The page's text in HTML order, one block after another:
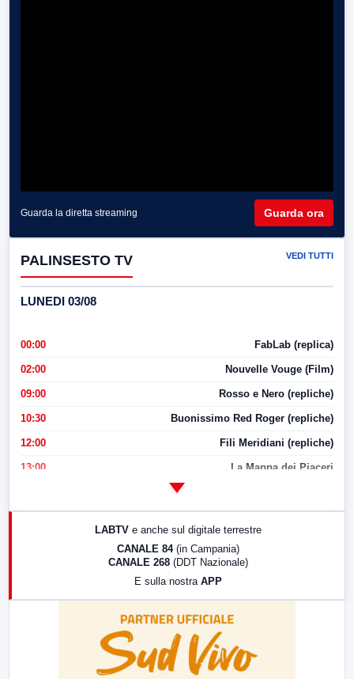
Guarda la diretta streaming Guarda ora
PALINSESTO TV VEDI TUTTI
LUNEDI 03/08
00:00 FabLab (replica)
02:00 Nouvelle Vouge (Film)
09:00 Rosso e Nero (repliche)
10:30 Buonissimo Red Roger (repliche)
12:00 Fili Meridiani (repliche)
13:00 La Mappa dei Piaceri
LABTV e anche sul digitale terrestre
CANALE 84 (in Campania)
CANALE 268 (DDT Nazionale)
E sulla nostra APP